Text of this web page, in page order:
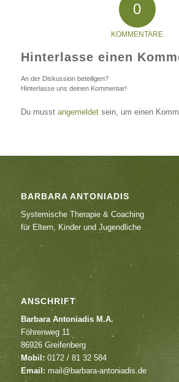
0
KOMMENTARE
Hinterlasse einen
An der Diskussion beteiligen?
Hinterlasse uns deinen Kommentar!
Du musst angemeldetsein, um einen
BARBARA ANTONIADIS
Systemische Therapie & Coaching
für Eltern, Kinder und Jugendliche
ANSCHRIFT
Barbara Antoniadis M.A.
Föhrenweg 11
86926 Greifenberg
Mobil:0172 / 81 32 584
Email:mail@barbara-antoniadis.de